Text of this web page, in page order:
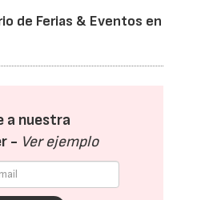
de Ferias & Eventos en
a nuestra
- Ver ejemplo